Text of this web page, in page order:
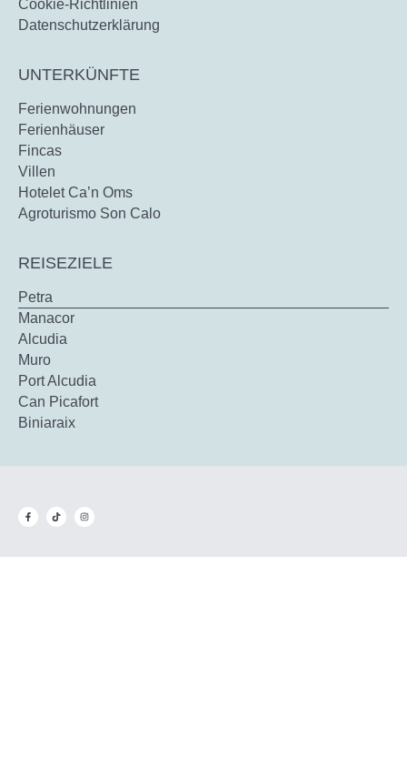
Cookie-Richtlinien
Datenschutzerklärung
UNTERKÜNFTE
Ferienwohnungen
Ferienhäuser
Fincas
Villen
Hotelet Ca’n Oms
Agroturismo Son Calo
REISEZIELE
Petra
Manacor
Alcudia
Muro
Port Alcudia
Can Picafort
Biniaraix